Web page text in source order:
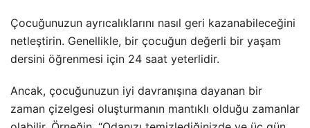
Çocuğunuzun ayrıcalıklarını nasıl geri kazanabileceğini
netleştirin. Genellikle, bir çocuğun değerli bir yaşam
dersini öğrenmesi için 24 saat yeterlidir.
Ancak, çocuğunuzun iyi davranışına dayanan bir
zaman çizelgesi oluşturmanın mantıklı olduğu zamanlar